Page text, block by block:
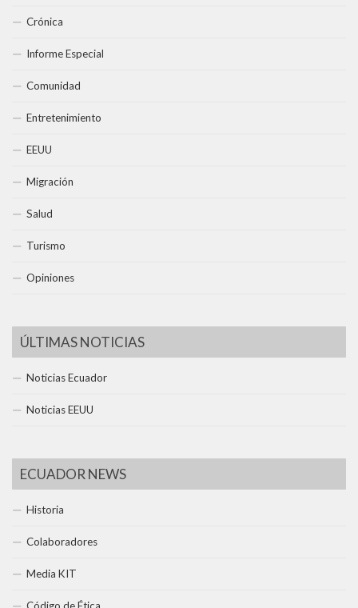
Crónica
Informe Especial
Comunidad
Entretenimiento
EEUU
Migración
Salud
Turismo
Opiniones
ÚLTIMAS NOTICIAS
Noticias Ecuador
Noticias EEUU
ECUADOR NEWS
Historia
Colaboradores
Media KIT
Código de Ética